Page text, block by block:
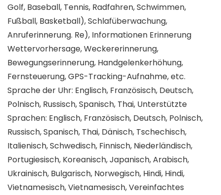
Golf, Baseball, Tennis, Radfahren, Schwimmen,
Fußball, Basketball), Schlafüberwachung,
Anruferinnerung. Re), Informationen Erinnerung
Wettervorhersage, Weckererinnerung,
Bewegungserinnerung, Handgelenkerhöhung,
Fernsteuerung, GPS-Tracking-Aufnahme, etc.
Sprache der Uhr: Englisch, Französisch, Deutsch,
Polnisch, Russisch, Spanisch, Thai, Unterstützte
Sprachen: Englisch, Französisch, Deutsch, Polnisch,
Russisch, Spanisch, Thai, Dänisch, Tschechisch,
Italienisch, Schwedisch, Finnisch, Niederländisch,
Portugiesisch, Koreanisch, Japanisch, Arabisch,
Ukrainisch, Bulgarisch, Norwegisch, Hindi, Hindi,
Vietnamesisch, Vietnamesisch, Vereinfachtes